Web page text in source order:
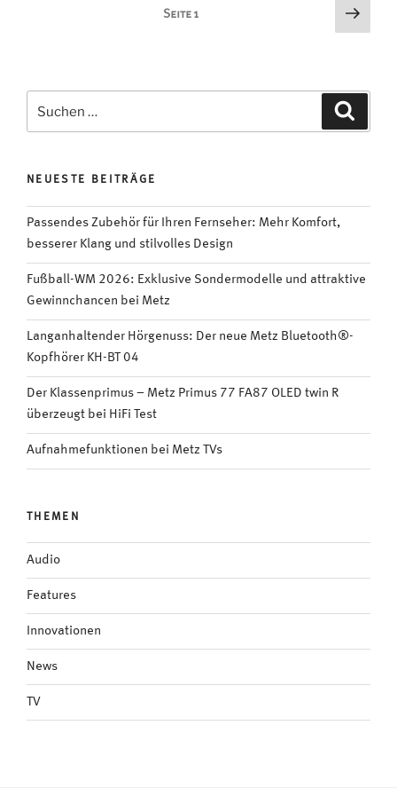
Seitennummerierung
Seite 1
Seite
nach:
NEUESTE BEITRÄGE
Passendes Zubehör für Ihren Fernseher: Mehr Komfort,
besserer Klang und stilvolles Design
Fußball-WM 2026: Exklusive Sondermodelle und attraktive
Gewinnchancen bei Metz
Langanhaltender Hörgenuss: Der neue Metz Bluetooth®-
Kopfhörer KH-BT 04
Der Klassenprimus – Metz Primus 77 FA87 OLED twin R
überzeugt bei HiFi Test
Aufnahmefunktionen bei Metz TVs
THEMEN
Audio
Features
Innovationen
News
TV